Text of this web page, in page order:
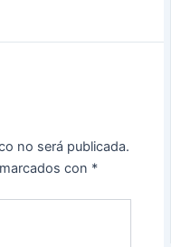
no será publicada.
con *